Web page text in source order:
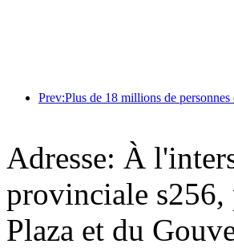
Adresse: À
provinciale
Plaza et du